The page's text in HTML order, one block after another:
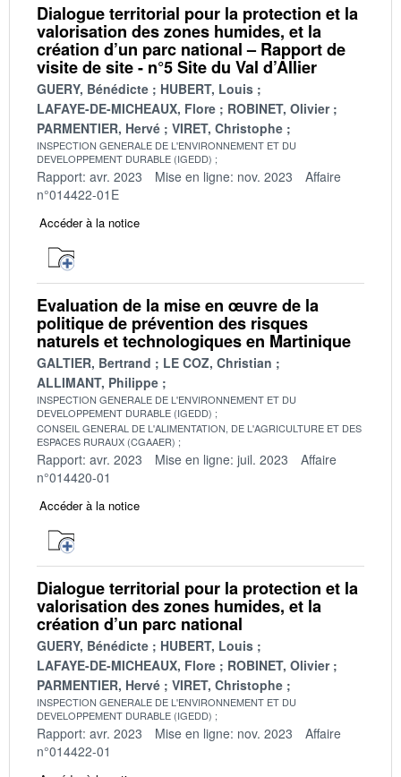
Dialogue territorial pour la protection et la
valorisation des zones humides, et la
création d’un parc national – Rapport de
visite de site - n°5 Site du Val d’Allier
GUERY, Bénédicte
HUBERT, Louis
LAFAYE-DE-MICHEAUX, Flore
ROBINET, Olivier
PARMENTIER, Hervé
VIRET, Christophe
INSPECTION GENERALE DE L'ENVIRONNEMENT ET DU
DEVELOPPEMENT DURABLE (IGEDD)
Rapport: avr. 2023 Mise en ligne: nov. 2023
Affaire
n°014422-01E
Accéder à la notice
Evaluation de la mise en œuvre de la
politique de prévention des risques
naturels et technologiques en Martinique
GALTIER, Bertrand
LE COZ, Christian
ALLIMANT, Philippe
INSPECTION GENERALE DE L'ENVIRONNEMENT ET DU
DEVELOPPEMENT DURABLE (IGEDD)
CONSEIL GENERAL DE L'ALIMENTATION, DE L'AGRICULTURE ET DES
ESPACES RURAUX (CGAAER)
Rapport: avr. 2023 Mise en ligne: juil. 2023
Affaire
n°014420-01
Accéder à la notice
Dialogue territorial pour la protection et la
valorisation des zones humides, et la
création d’un parc national
GUERY, Bénédicte
HUBERT, Louis
LAFAYE-DE-MICHEAUX, Flore
ROBINET, Olivier
PARMENTIER, Hervé
VIRET, Christophe
INSPECTION GENERALE DE L'ENVIRONNEMENT ET DU
DEVELOPPEMENT DURABLE (IGEDD)
Rapport: avr. 2023 Mise en ligne: nov. 2023
Affaire
n°014422-01